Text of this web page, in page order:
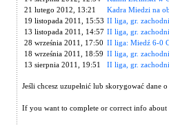
21 lutego 2012, 13:21
Kadra Miedzi na
19 listopada 2011, 15:53 II liga, gr.
13 listopada 2011, 14:57 II liga, gr.
28 września 2011, 17:50 II liga: Miedź 6-0
18 września 2011, 18:59 II liga, gr.
13 sierpnia 2011, 19:51
II liga, gr.
Jeśli chcesz uzupełnić lub skorygować
If you want to complete or correct info